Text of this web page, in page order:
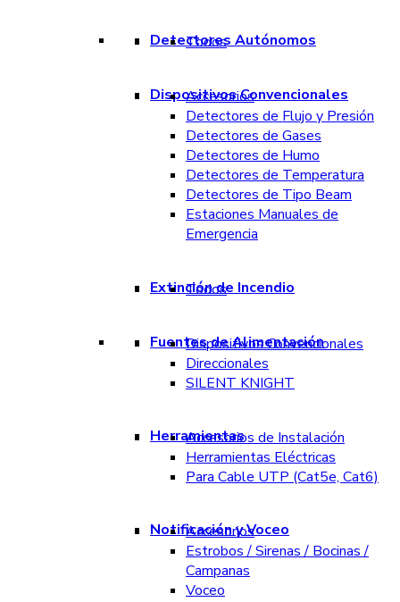
Detectores Autónomos
Todos
Dispositivos Convencionales
Accesorios
Detectores de Flujo y Presión
Detectores de Gases
Detectores de Humo
Detectores de Temperatura
Detectores de Tipo Beam
Estaciones Manuales de
Emergencia
Extinción de Incendio
Todos
Fuentes de Alimentación
Dispositivos Convencionales
Direccionales
SILENT KNIGHT
Herramientas
Accesorios de Instalación
Herramientas Eléctricas
Para Cable UTP (Cat5e, Cat6)
Notificación y Voceo
Accesorios
Estrobos / Sirenas / Bocinas /
Campanas
Voceo